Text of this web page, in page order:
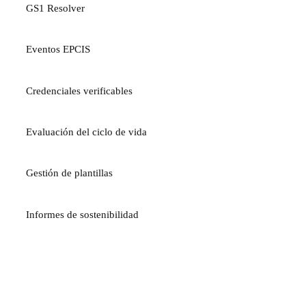
GS1 Resolver
Eventos EPCIS
Credenciales verificables
Evaluación del ciclo de vida
Gestión de plantillas
Informes de sostenibilidad